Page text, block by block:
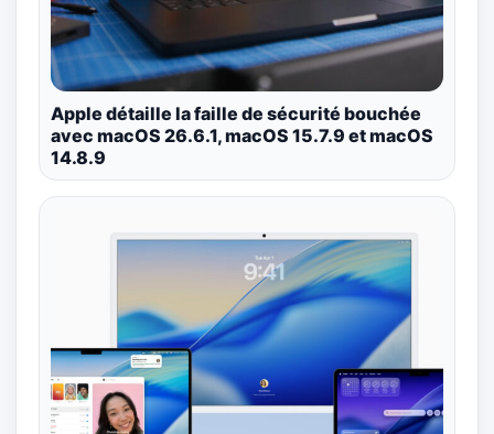
Apple détaille la faille de sécurité bouchée
avec macOS 26.6.1, macOS 15.7.9 et macOS
14.8.9